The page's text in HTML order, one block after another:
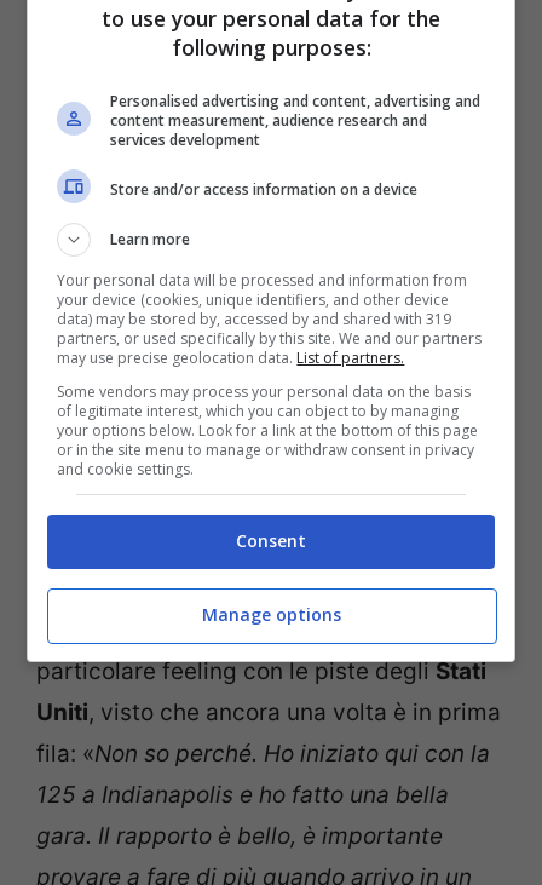
Abbiamo fatto la prima fila del 2021, sono
felice. Mi aspettato le Ducati molto forti.
Non mi aspettavo un’altra rossa in pole
position, però Bagnaia è molto forte sul
giro secco».
L’otto volte campione del mondo non fa
previsioni sulla gara, che sarà abbastanza
complicata per più motivi: «Vediamo
domani, la gara è lunga e sarà difficile da
gestire, ci sono tante buche. Dovrò gestire
anche le energie, fisicamente questo
circuito chiede molto. Comunque sono
contento di partire terzo».
A Marquez è stato chiesto poi del suo
particolare feeling con le piste degliStati
Uniti, visto che ancora una volta è in prima
fila: «Non so perché. Ho iniziato qui con la
125 a Indianapolis e ho fatto una bella
gara. Il rapporto è bello, è importante
provare a fare di più quando arrivo in un
to use your personal data for the
following purposes:
Personalised advertising and content, advertising and
content measurement, audience research and
services development
Store and/or access information on a device
Learn more
Your personal data will be processed and information from
your device (cookies, unique identifiers, and other device
data) may be stored by, accessed by and shared with 319
partners, or used specifically by this site. We and our partners
may use precise geolocation data. List of partners.
Some vendors may process your personal data on the basis
of legitimate interest, which you can object to by managing
your options below. Look for a link at the bottom of this page
or in the site menu to manage or withdraw consent in privacy
and cookie settings.
Consent
Manage options